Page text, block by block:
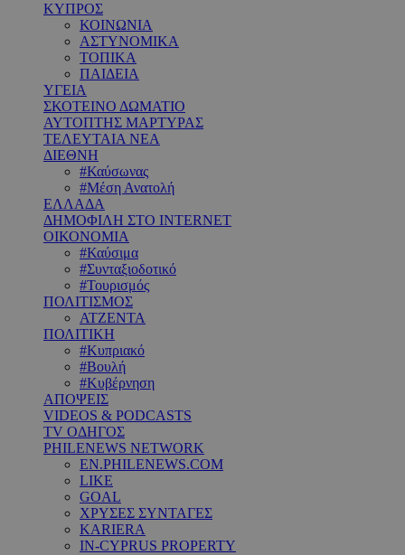
ΚΥΠΡΟΣ
ΚΟΙΝΩΝΙΑ
ΑΣΤΥΝΟΜΙΚΑ
ΤΟΠΙΚΑ
ΠΑΙΔΕΙΑ
ΥΓΕΙΑ
ΣΚΟΤΕΙΝΟ ΔΩΜΑΤΙΟ
ΑΥΤΟΠΤΗΣ ΜΑΡΤΥΡΑΣ
ΤΕΛΕΥΤΑΙΑ ΝΕΑ
ΔΙΕΘΝΗ
#Καύσωνας
#Μέση Ανατολή
ΕΛΛΑΔΑ
ΔΗΜΟΦΙΛΗ ΣΤΟ INTERNET
ΟΙΚΟΝΟΜΙΑ
#Καύσιμα
#Συνταξιοδοτικό
#Τουρισμός
ΠΟΛΙΤΙΣΜΟΣ
ΑΤΖΕΝΤΑ
ΠΟΛΙΤΙΚΗ
#Κυπριακό
#Βουλή
#Κυβέρνηση
ΑΠΟΨΕΙΣ
VIDEOS & PODCASTS
TV ΟΔΗΓΟΣ
PHILENEWS NETWORK
EN.PHILENEWS.COM
LIKE
GOAL
ΧΡΥΣΕΣ ΣΥΝΤΑΓΕΣ
KARIERA
IN-CYPRUS PROPERTY